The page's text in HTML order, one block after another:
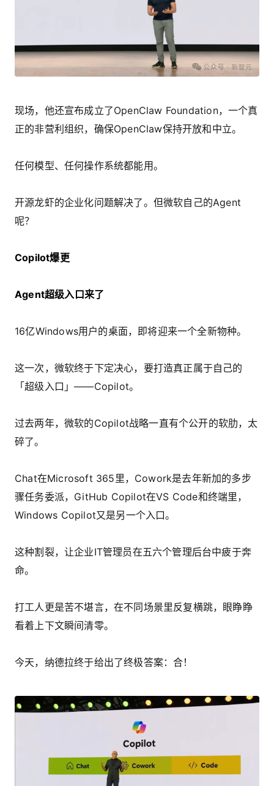
现场，他还宣布成立了OpenClaw Foundation，一个真
正的非营利组织，确保OpenClaw保持开放和中立。
任何模型、任何操作系统都能用。
开源龙虾的企业化问题解决了。但微软自己的Agent
呢？
Copilot爆更
Agent超级入口来了
16亿Windows用户的桌面，即将迎来一个全新物种。
这一次，微软终于下定决心，要打造真正属于自己的
「超级入口」——Copilot。
过去两年，微软的Copilot战略一直有个公开的软肋，太
碎了。
Chat在Microsoft 365里，Cowork是去年新加的多步
骤任务委派，GitHub Copilot在VS Code和终端里，
Windows Copilot又是另一个入口。
这种割裂，让企业IT管理员在五六个管理后台中疲于奔
命。
打工人更是苦不堪言，在不同场景里反复横跳，眼睁睁
看着上下文瞬间清零。
今天，纳德拉终于给出了终极答案：合！